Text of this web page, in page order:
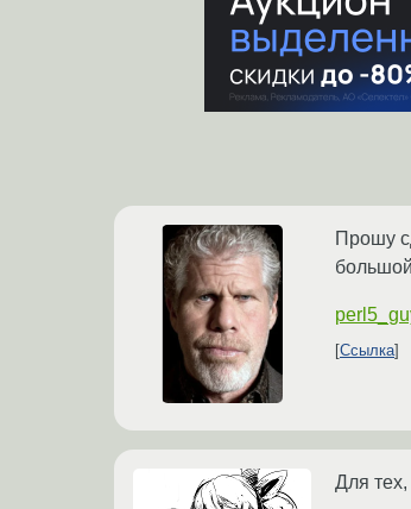
Прошу
Ссылка
Для